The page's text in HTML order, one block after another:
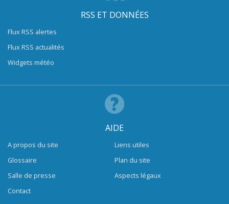
RSS ET DONNÉES
Flux RSS alertes
Flux RSS actualités
Widgets météo
AIDE
A propos du site
Glossaire
Salle de presse
Contact
Liens utiles
Plan du site
Aspects légaux